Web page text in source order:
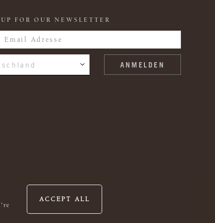
ACCEPT ALL
FOR OUR NEWSLETTER